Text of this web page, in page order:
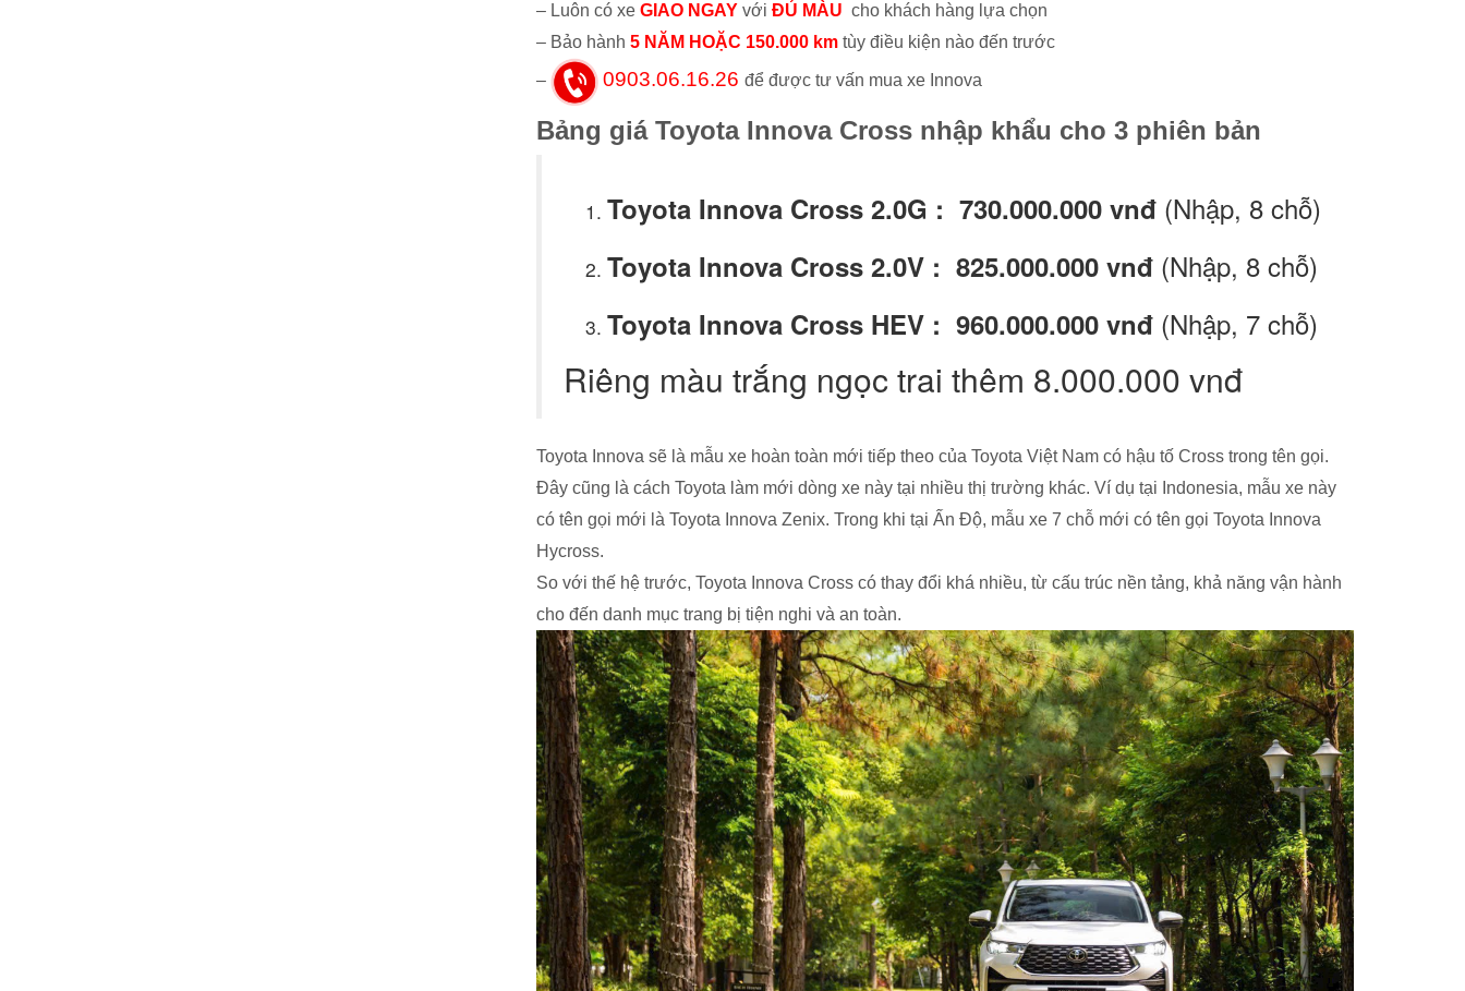
– Luôn có xe GIAO NGAY với ĐỦ MÀU cho khách hàng lựa chọn
– Bảo hành 5 NĂM HOẶC 150.000 km tùy điều kiện nào đến trước
– 0903.06.16.26 để được tư vấn mua xe Innova
Bảng giá Toyota Innova Cross nhập khẩu cho 3 phiên bản
Toyota Innova Cross 2.0G : 730.000.000 vnđ (Nhập, 8 chỗ)
Toyota Innova Cross 2.0V : 825.000.000 vnđ (Nhập, 8 chỗ)
Toyota Innova Cross HEV : 960.000.000 vnđ (Nhập, 7 chỗ)
Riêng màu trắng ngọc trai thêm 8.000.000 vnđ
Toyota Innova sẽ là mẫu xe hoàn toàn mới tiếp theo của Toyota Việt Nam có hậu tố Cross trong tên gọi.
Đây cũng là cách Toyota làm mới dòng xe này tại nhiều thị trường khác. Ví dụ tại Indonesia, mẫu xe này
có tên gọi mới là Toyota Innova Zenix. Trong khi tại Ấn Độ, mẫu xe 7 chỗ mới có tên gọi Toyota Innova
Hycross.
So với thế hệ trước, Toyota Innova Cross có thay đổi khá nhiều, từ cấu trúc nền tảng, khả năng vận hành
cho đến danh mục trang bị tiện nghi và an toàn.